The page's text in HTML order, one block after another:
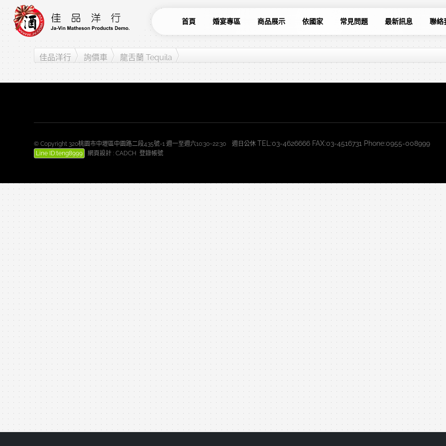
首頁 婚宴專區 商品展示 依國家 常見問題 最新訊息 聯絡
佳品洋行 詢價車 龍舌蘭 Tequila
© Copyright 320桃園市中壢區中園路二段435號-1 週一至週六10:30~22:30 週日公休 TEL:03-4626666 FAX:03-4516731 Phone:0955-008999
Line ID:teng8999 網頁設計 : CADCH 登錄帳號